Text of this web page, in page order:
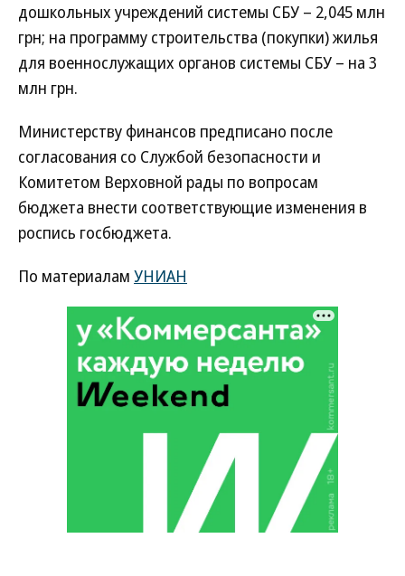
дошкольных учреждений системы СБУ – 2,045 млн
грн; на программу строительства (покупки) жилья
для военнослужащих органов системы СБУ – на 3
млн грн.
Министерству финансов предписано после
согласования со Службой безопасности и
Комитетом Верховной рады по вопросам
бюджета внести соответствующие изменения в
роспись госбюджета.
По материалам УНИАН